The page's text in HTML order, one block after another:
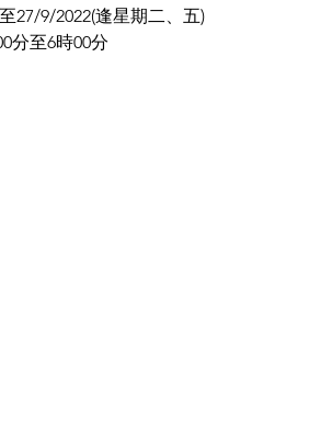
27/9/2022(逢星期二、五)
分至6時00分